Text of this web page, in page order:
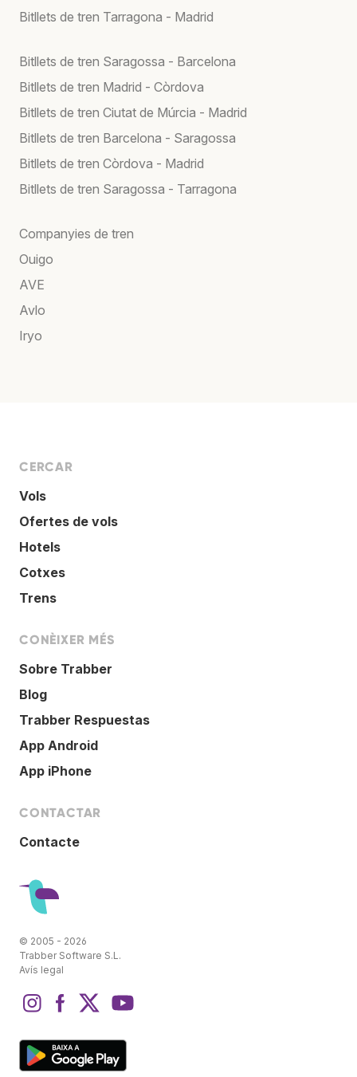
Bitllets de tren Tarragona - Madrid
Bitllets de tren Saragossa - Barcelona
Bitllets de tren Madrid - Còrdova
Bitllets de tren Ciutat de Múrcia - Madrid
Bitllets de tren Barcelona - Saragossa
Bitllets de tren Còrdova - Madrid
Bitllets de tren Saragossa - Tarragona
Companyies de tren
Ouigo
AVE
Avlo
Iryo
CERCAR
Vols
Ofertes de vols
Hotels
Cotxes
Trens
CONÈIXER MÉS
Sobre Trabber
Blog
Trabber Respuestas
App Android
App iPhone
CONTACTAR
Contacte
© 2005 - 2026
Trabber Software S.L.
Avís legal